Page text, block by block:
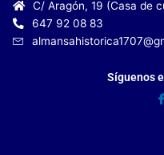
C/ Aragón, 19 (Casa de
647 92 08 83
Síguenos